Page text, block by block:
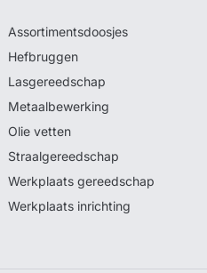
Assortimentsdoosjes
Hefbruggen
Lasgereedschap
Metaalbewerking
Olie vetten
Straalgereedschap
Werkplaats gereedschap
Werkplaats inrichting